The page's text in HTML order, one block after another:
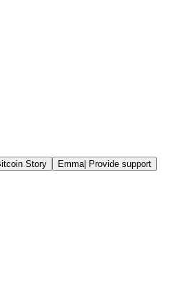
Story Emma| Provide support